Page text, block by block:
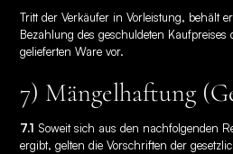
Tritt der Verkäufer in Vorleistung, behält
Bezahlung des geschuldeten
gelieferten Ware vor.
7) Mängelhaftung
7.1 Soweit sich aus den nachfolgenden
ergibt, gelten die Vorschriften der